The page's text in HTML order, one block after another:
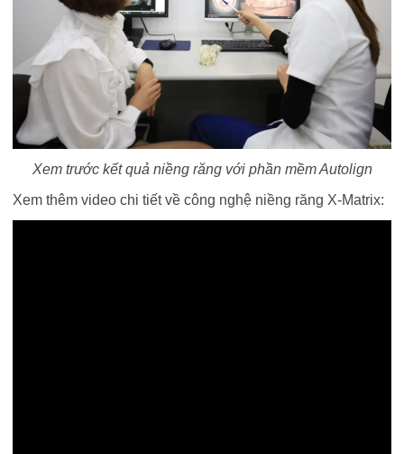
Xem trước kết quả niềng răng với phần mềm Autolign
Xem thêm video chi tiết về công nghệ niềng răng X-Matrix: